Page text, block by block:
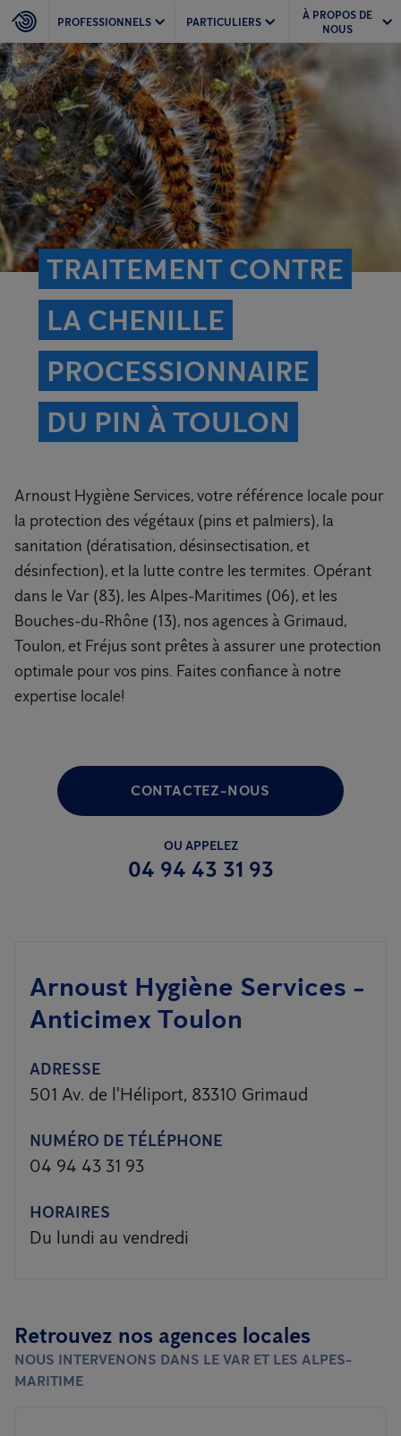
PROFESSIONNELS PARTICULIERS
À PROPOS DE
NOUS
TRAITEMENT CONTRE
LA CHENILLE
PROCESSIONNAIRE
DU PIN À TOULON
Arnoust Hygiène Services, votre référence locale pour
la protection des végétaux (pins et palmiers), la
sanitation (dératisation, désinsectisation, et
désinfection), et la lutte contre les termites. Opérant
dans le Var (83), les Alpes-Maritimes (06), et les
Bouches-du-Rhône (13), nos agences à Grimaud,
Toulon, et Fréjus sont prêtes à assurer une protection
optimale pour vos pins. Faites confiance à notre
expertise locale!
CONTACTEZ-NOUS
OU APPELEZ
04 94 43 31 93
Arnoust Hygiène Services -
Anticimex Toulon
ADRESSE
501 Av. de l'Héliport, 83310 Grimaud
NUMÉRO DE TÉLÉPHONE
04 94 43 31 93
HORAIRES
Du lundi au vendredi
Retrouvez nos agences locales
NOUS INTERVENONS DANS LE VAR ET LES ALPES-
MARITIME